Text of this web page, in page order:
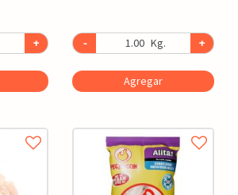
+ - Kg. +
Agregar